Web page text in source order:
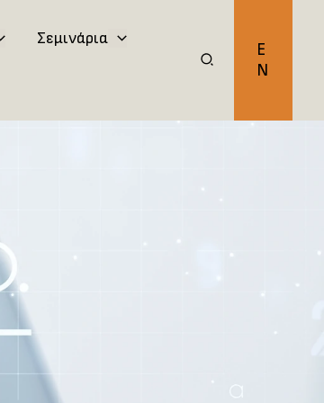
Σεμινάρια
E
N